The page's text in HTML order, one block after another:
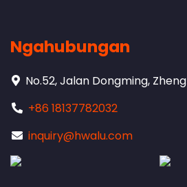
Ngahubungan
No.52, Jalan Dongming,
+86 18137782032
inquiry@hwalu.com